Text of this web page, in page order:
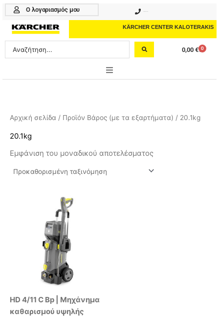
Μετάβαση
περιεχόμενο
Ο λογαριασμός μου
KÄRCHER CENTER KALOTERAKIS
Search
...
0,00 € 0
Cart
PROFESSIONAL
ΑΞΕΣΟΥΑΡ
ΚΑΘΑΡΙΣΤΙΚΑ
Αρχική σελίδα / Προϊόν Βάρος (με τα εξαρτήματα) / 20.1kg
20.1kg
Εμφάνιση του μοναδικού αποτελέσματος
HD 4/11 C Bp | Μηχάνημα
καθαρισμού υψηλής